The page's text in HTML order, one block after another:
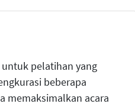
pelatihan yang
beberapa
memaksimalkan acara